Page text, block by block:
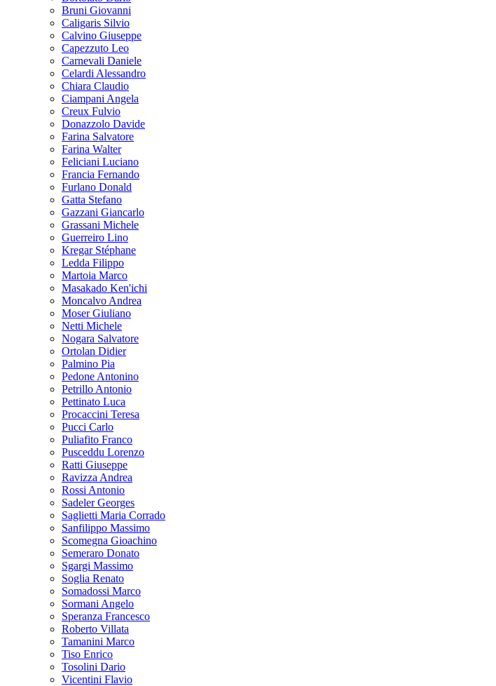
Bruni Giovanni
Caligaris Silvio
Calvino Giuseppe
Capezzuto Leo
Carnevali Daniele
Celardi Alessandro
Chiara Claudio
Ciampani Angela
Creux Fulvio
Donazzolo Davide
Farina Salvatore
Farina Walter
Feliciani Luciano
Francia Fernando
Furlano Donald
Gatta Stefano
Gazzani Giancarlo
Grassani Michele
Guerreiro Lino
Kregar Stéphane
Ledda Filippo
Martoia Marco
Masakado Ken'ichi
Moncalvo Andrea
Moser Giuliano
Netti Michele
Nogara Salvatore
Ortolan Didier
Palmino Pia
Pedone Antonino
Petrillo Antonio
Pettinato Luca
Procaccini Teresa
Pucci Carlo
Puliafito Franco
Pusceddu Lorenzo
Ratti Giuseppe
Ravizza Andrea
Rossi Antonio
Sadeler Georges
Saglietti Maria Corrado
Sanfilippo Massimo
Scomegna Gioachino
Semeraro Donato
Sgargi Massimo
Soglia Renato
Somadossi Marco
Sormani Angelo
Speranza Francesco
Roberto Villata
Tamanini Marco
Tiso Enrico
Tosolini Dario
Vicentini Flavio